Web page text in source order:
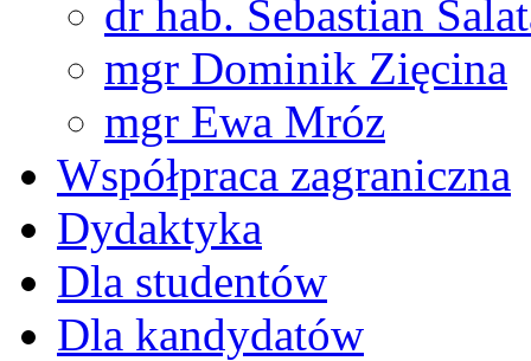
dr hab. Sebastian
mgr Dominik Zięcina
mgr Ewa Mróz
Współpraca zagraniczna
Dydaktyka
Dla studentów
Dla kandydatów